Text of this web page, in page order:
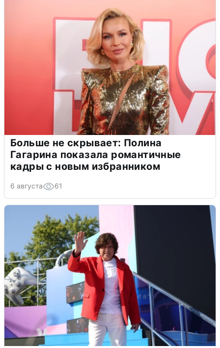
Больше не скрывает: Полина
Гагарина показала романтичные
кадры с новым избранником
6 августа 61